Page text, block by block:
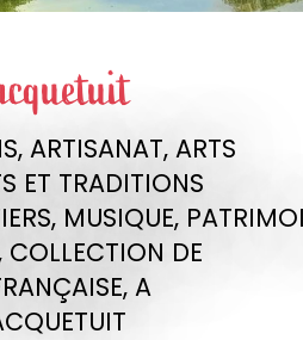
ARTISANAT, ARTS
ET TRADITIONS
MUSIQUE,
COLLECTION DE
A